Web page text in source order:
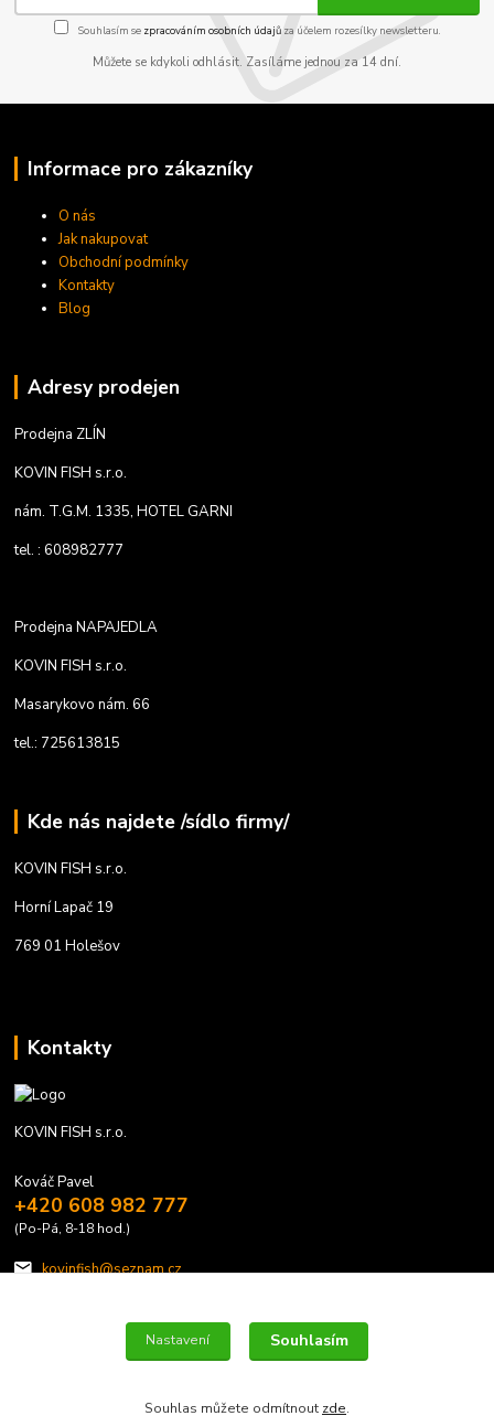
Souhlasím se zpracováním osobních údajůza účelem rozesílky newsletteru.
Můžete se kdykoli odhlásit. Zasíláme jednou za 14 dní.
Informace pro zákazníky
O nás
Jak nakupovat
Obchodní podmínky
Kontakty
Blog
Adresy prodejen
Prodejna ZLÍN
KOVIN FISH s.r.o.
nám. T.G.M. 1335, HOTEL GARNI
tel. : 608982777
Prodejna NAPAJEDLA
KOVIN FISH s.r.o.
Masarykovo nám. 66
tel.: 725613815
Kde nás najdete /sídlo firmy/
KOVIN FISH s.r.o.
Horní Lapač 19
769 01 Holešov
Kontakty
KOVIN FISH s.r.o.
Kováč Pavel
+420 608 982 777
(Po-Pá, 8-18 hod.)
kovinfish@seznam.cz
Nastavení Souhlasím
Souhlas můžete odmítnout zde.